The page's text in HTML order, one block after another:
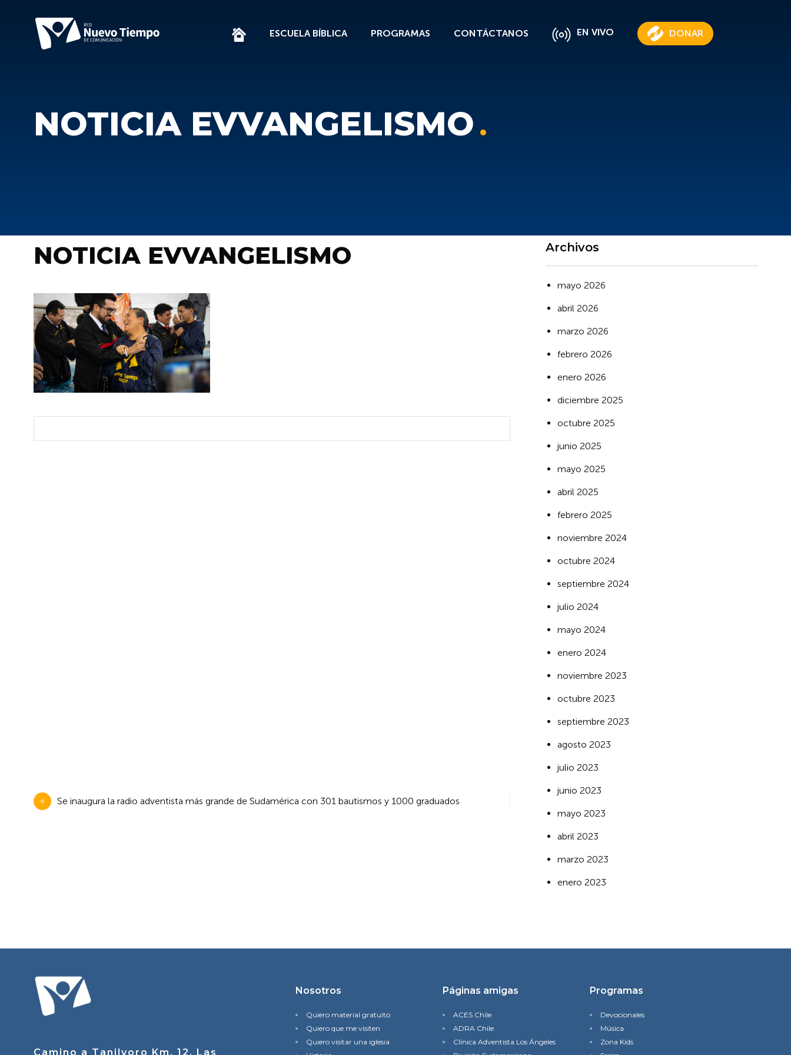
ESCUELA BÍBLICA PROGRAMAS CONTÁCTANOS EN VIVO DONAR
NOTICIA EVVANGELISMO
NOTICIA EVVANGELISMO
Navegación
de
Se inaugura la radio adventista más grande de Sudamérica con 301 bautismos y 1000 graduados
Archivos
mayo 2026
abril 2026
marzo 2026
febrero 2026
enero 2026
diciembre 2025
octubre 2025
junio 2025
mayo 2025
abril 2025
febrero 2025
noviembre 2024
octubre 2024
septiembre 2024
julio 2024
mayo 2024
enero 2024
noviembre 2023
octubre 2023
septiembre 2023
agosto 2023
julio 2023
junio 2023
mayo 2023
abril 2023
marzo 2023
enero 2023
Camino a Tanilvoro Km. 12, Las
Nosotros
Quiero material gratuito
Quiero que me visiten
Quiero visitar una iglesia
Páginas amigas
ACES Chile
ADRA Chile
Clínica Adventista Los Ángeles
Programas
Devocionales
Música
Zona Kids